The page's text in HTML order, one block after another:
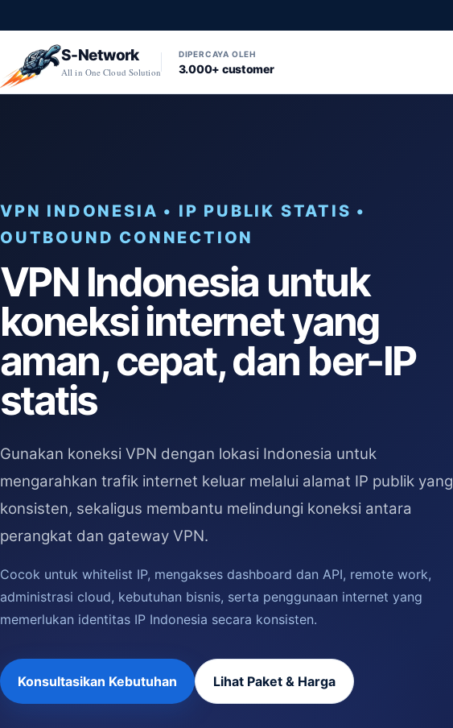
S-Network
All in One Cloud Solution
DIPERCAYA OLEH
3.000+ customer
VPN INDONESIA • IP PUBLIK STATIS •
OUTBOUND CONNECTION
VPN Indonesia untuk
koneksi internet yang
aman, cepat, dan ber-IP
statis
Gunakan koneksi VPN dengan lokasi Indonesia untuk
mengarahkan trafik internet keluar melalui alamat IP publik yang
konsisten, sekaligus membantu melindungi koneksi antara
perangkat dan gateway VPN.
Cocok untuk whitelist IP, mengakses dashboard dan API, remote work,
administrasi cloud, kebutuhan bisnis, serta penggunaan internet yang
memerlukan identitas IP Indonesia secara konsisten.
Konsultasikan Kebutuhan Lihat Paket & Harga